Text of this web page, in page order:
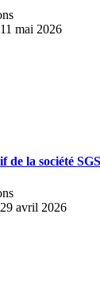
mai 2026
de la société
avril 2026